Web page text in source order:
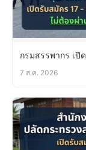
กรมสรรพากร เปิ
7 ส.ค. 2026